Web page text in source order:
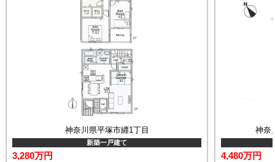
神奈川県平塚市纒1丁目
新築一戸建て
3,280万円
神奈
4,480万円